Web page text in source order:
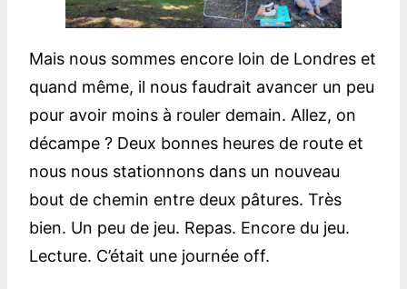
Mais nous sommes encore loin de Londres et
quand même, il nous faudrait avancer un peu
pour avoir moins à rouler demain. Allez, on
décampe ? Deux bonnes heures de route et
nous nous stationnons dans un nouveau
bout de chemin entre deux pâtures. Très
bien. Un peu de jeu. Repas. Encore du jeu.
Lecture. C’était une journée off.